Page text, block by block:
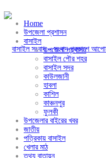
Home
উপজেলা প্রশাসন
বাসাইল
উপজেলা প্রশাসন
বাসাইল পৌর শহর
বাসাইল সদর
কাউলজানী
হাবলা
কাশিল
কাঞ্চনপুর
ফুলকী
উপজেলার বাইরের খবর
জাতীয়
পত্রিকায় বাসাইল
খেলার মাঠ
তথ্য বাতায়ন